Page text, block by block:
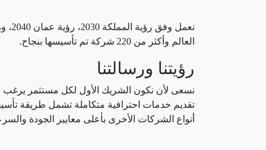
العالم وأكثر من 220 شركة تم تأسيسها بنجاح.
رؤيتنا ورسالتنا
نسعى لأن نكون الشريك الأول لكل مستثمر
تقديم خدمات احترافية متكاملة تشمل طريقة
أنواع الشركات الأخرى بأعلى معايير الجودة